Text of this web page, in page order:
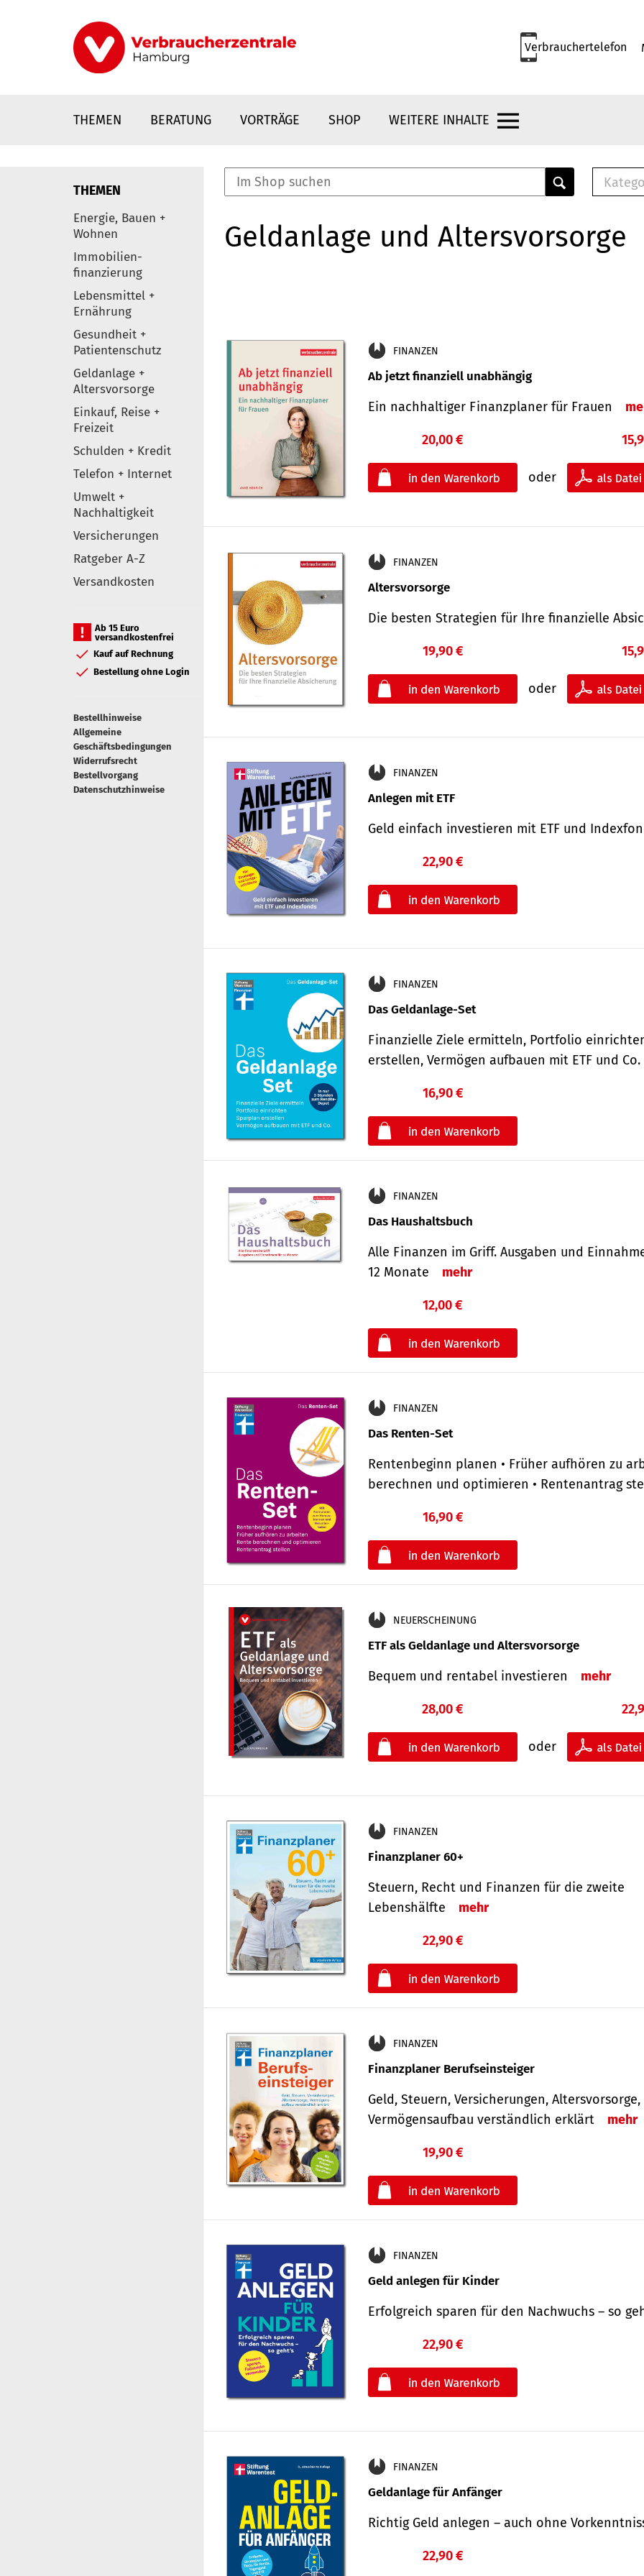
Verbrauchertelefon
THEMEN BERATUNG VORTRÄGE SHOP WEITERE INHALTE
Elemente
THEMEN
Energie, Bauen +
Wohnen
Immobilien-
finanzierung
Lebensmittel +
Ernährung
Gesundheit +
Patientenschutz
Geldanlage +
Altersvorsorge
Einkauf, Reise +
Freizeit
Schulden + Kredit
Telefon + Internet
Umwelt +
Nachhaltigkeit
Versicherungen
Ratgeber A-Z
Versandkosten
Ab 15 Euro
versandkostenfrei
Kauf auf Rechnung
Bestellung ohne Login
Bestellhinweise
Allgemeine
Geschäftsbedingungen
Widerrufsrecht
Bestellvorgang
Datenschutzhinweise
E-
Geldanlage und Altersvorsorge
FINANZEN
Ab jetzt finanziell unabhängig
Ein nachhaltiger Finanzplaner für Frauen
20,00 €
oder
FINANZEN
Altersvorsorge
Die besten Strategien für Ihre finanzielle
19,90 €
oder
FINANZEN
Anlegen mit ETF
Geld einfach investieren mit ETF und
22,90 €
FINANZEN
Das Geldanlage-Set
Finanzielle Ziele ermitteln, Portfolio
erstellen, Vermögen aufbauen mit ETF und
16,90 €
FINANZEN
Das Haushaltsbuch
Alle Finanzen im Griff. Aus­gaben und
12 Monate
mehr
12,00 €
FINANZEN
Das Renten-Set
Rentenbeginn planen • Früher aufhören zu
berechnen und optimieren • Rentenantrag
16,90 €
NEUERSCHEINUNG
ETF als Geldanlage und Altersvorsorge
Bequem und rentabel investieren mehr
28,00 €
oder
FINANZEN
Finanzplaner 60+
Steuern, Recht und Finanzen für die zweite
Lebenshälfte
mehr
22,90 €
FINANZEN
Finanzplaner Berufseinsteiger
Geld, Steuern, Versicherungen, Altersvorsorge,
Vermögensaufbau verständlich erklärt
mehr
19,90 €
FINANZEN
Geld anlegen für Kinder
Erfolgreich sparen für den Nachwuchs – so
22,90 €
FINANZEN
Geldanlage für Anfänger
Richtig Geld anlegen – auch ohne
22,90 €